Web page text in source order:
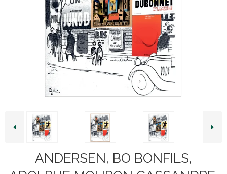
ANDERSEN, BO BONFILS,